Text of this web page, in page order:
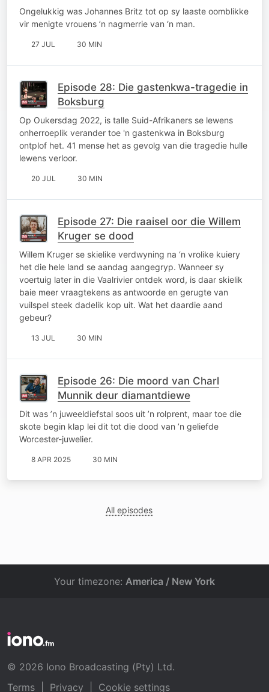
Britz
Ongelukkig was Johannes Britz tot op sy laaste oomblikke
vir menigte vrouens ’n nagmerrie van ‘n man.
27 JUL 30 MIN
Episode 28: Die gastenkwa-tragedie in
Boksburg
Op Oukersdag 2022, is talle Suid-Afrikaners se lewens
onherroeplik verander toe 'n gastenkwa in Boksburg
ontplof het. 41 mense het as gevolg van die tragedie hulle
lewens verloor.
20 JUL 30 MIN
Episode 27: Die raaisel oor die Willem
Kruger se dood
Willem Kruger se skielike verdwyning na ‘n vrolike kuiery
het die hele land se aandag aangegryp. Wanneer sy
voertuig later in die Vaalrivier ontdek word, is daar skielik
baie meer vraagtekens as antwoorde en gerugte van
vuilspel steek dadelik kop uit. Wat het daardie aand
gebeur?
13 JUL 30 MIN
Episode 26: Die moord van Charl
Munnik deur diamantdiewe
Dit was ’n juweeldiefstal soos uit ’n rolprent, maar toe die
skote begin klap lei dit tot die dood van ’n geliefde
Worcester-juwelier.
8 APR 2025 30 MIN
All episodes
Your timezone: America / New York
© 2026 Iono Broadcasting (Pty) Ltd.
Terms
Privacy Cookie settings